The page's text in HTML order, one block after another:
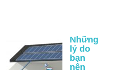
Những
lý do
bạn
nên